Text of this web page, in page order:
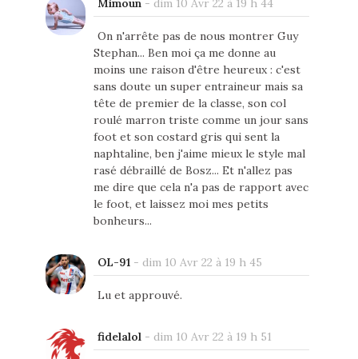
Mimoun- dim 10 Avr 22 à 19 h 44
On n'arrête pas de nous montrer Guy
Stephan... Ben moi ça me donne au
moins une raison d'être heureux : c'est
sans doute un super entraineur mais sa
tête de premier de la classe, son col
roulé marron triste comme un jour sans
foot et son costard gris qui sent la
naphtaline, ben j'aime mieux le style mal
rasé débraillé de Bosz... Et n'allez pas
me dire que cela n'a pas de rapport avec
le foot, et laissez moi mes petits
bonheurs...
OL-91- dim 10 Avr 22 à 19 h 45
Lu et approuvé.
fidelalol- dim 10 Avr 22 à 19 h 51